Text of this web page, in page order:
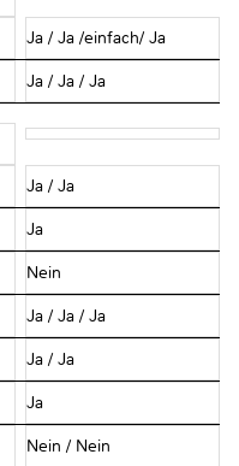
Ja / Ja /einfach/ Ja
Ja / Ja / Ja
Ja / Ja
Ja
Nein
Ja / Ja / Ja
Ja / Ja
Ja
Nein / Nein